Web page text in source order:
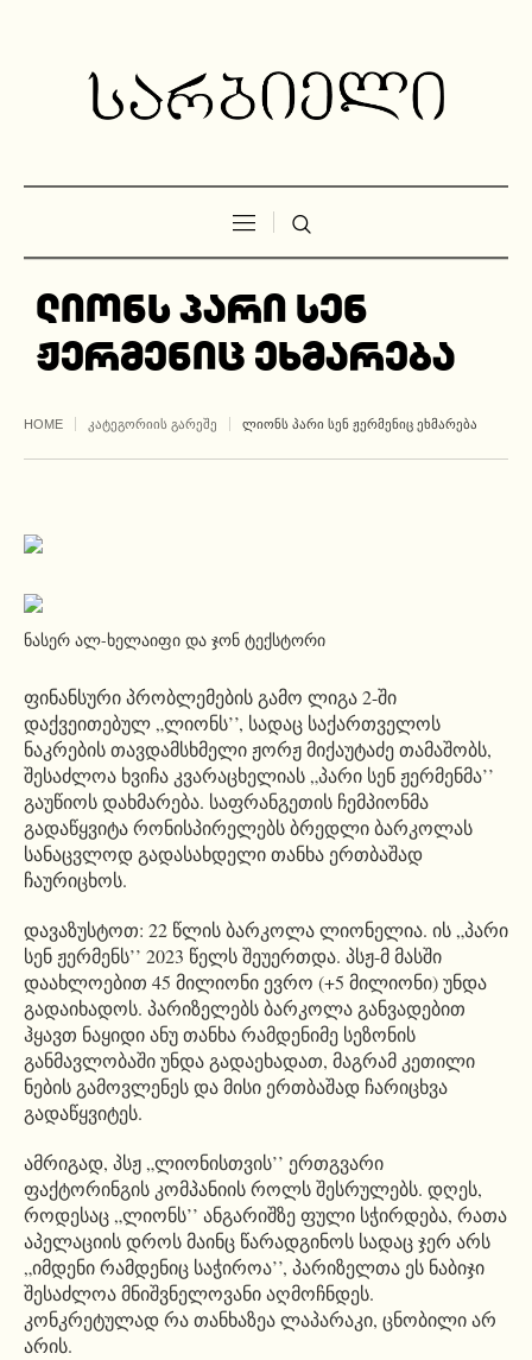
ლიონს პარი სენ
ჟერმენიც ეხმარება
HOME ᲙᲐᲢᲔᲒᲝᲠᲘᲘᲡ ᲒᲐᲠᲔᲨᲔ ᲚᲘᲝᲜᲡ ᲞᲐᲠᲘ ᲡᲔᲜ ᲟᲔᲠᲛᲔᲜᲘᲪ ᲔᲮᲛᲐᲠᲔᲑᲐ
ნასერ ალ-ხელაიფი და ჯონ ტექსტორი
ფინანსური პრობლემების გამო ლიგა 2-ში
დაქვეითებულ „ლიონს’’, სადაც საქართველოს
ნაკრების თავდამსხმელი ჟორჟ მიქაუტაძე თამაშობს,
შესაძლოა ხვიჩა კვარაცხელიას „პარი სენ ჟერმენმა’’
გაუწიოს დახმარება. საფრანგეთის ჩემპიონმა
გადაწყვიტა რონისპირელებს ბრედლი ბარკოლას
სანაცვლოდ გადასახდელი თანხა ერთბაშად
ჩაურიცხოს.
დავაზუსტოთ: 22 წლის ბარკოლა ლიონელია. ის „პარი
სენ ჟერმენს’’ 2023 წელს შეუერთდა. პსჟ-მ მასში
დაახლოებით 45 მილიონი ევრო (+5 მილიონი) უნდა
გადაიხადოს. პარიზელებს ბარკოლა განვადებით
ჰყავთ ნაყიდი ანუ თანხა რამდენიმე სეზონის
განმავლობაში უნდა გადაეხადათ, მაგრამ კეთილი
ნების გამოვლენეს და მისი ერთბაშად ჩარიცხვა
გადაწყვიტეს.
ამრიგად, პსჟ „ლიონისთვის’’ ერთგვარი
ფაქტორინგის კომპანიის როლს შესრულებს. დღეს,
როდესაც „ლიონს’’ ანგარიშზე ფული სჭირდება, რათა
აპელაციის დროს მაინც წარადგინოს სადაც ჯერ არს
„იმდენი რამდენიც საჭიროა’’, პარიზელთა ეს ნაბიჯი
შესაძლოა მნიშვნელოვანი აღმოჩნდეს.
კონკრეტულად რა თანხაზეა ლაპარაკი, ცნობილი არ
არის.